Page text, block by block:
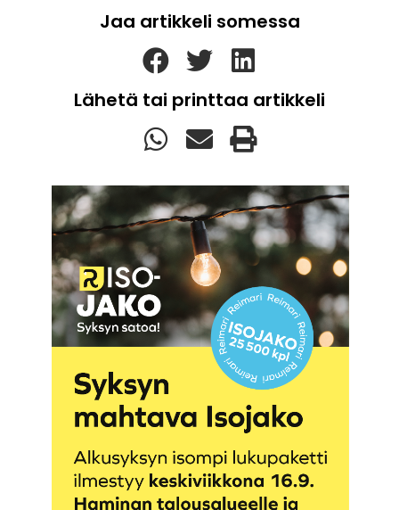
Jaa artikkeli somessa
Lähetä tai printtaa artikkeli